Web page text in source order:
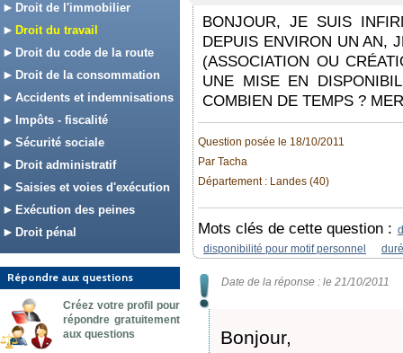
Droit de l'immobilier
Droit du travail
Droit du code de la route
Droit de la consommation
Accidents et indemnisations
Impôts - fiscalité
Sécurité sociale
Droit administratif
Saisies et voies d'exécution
Exécution des peines
Droit pénal
Répondre aux questions
Créez votre profil pour
répondre gratuitement
aux questions
BONJOUR, JE SUIS
DEPUIS ENVIRON UN AN,
(ASSOCIATION OU
UNE MISE EN
COMBIEN DE TEMPS ?
Question posée le 18/10/2011
Par Tacha
Département : Landes (40)
Mots clés de cette question :
disponibilité pour motif personnel
Date de la réponse : le 21/10/2011
Bonjour,